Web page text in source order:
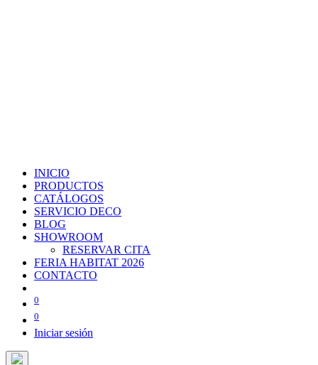
INICIO
PRODUCTOS
CATÁLOGOS
SERVICIO DECO
BLOG
SHOWROOM
RESERVAR CITA
FERIA HABITAT 2026
CONTACTO
0
0
Iniciar sesión